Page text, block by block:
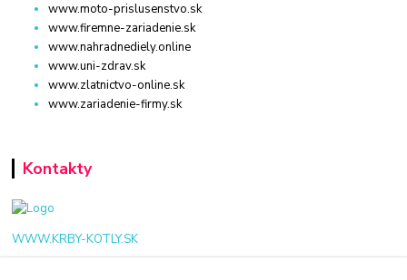
www.moto-prislusenstvo.sk
www.firemne-zariadenie.sk
www.nahradnediely.online
www.uni-zdrav.sk
www.zlatnictvo-online.sk
www.zariadenie-firmy.sk
Kontakty
WWW.KRBY-KOTLY.SK